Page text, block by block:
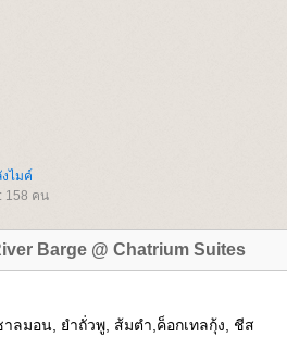
ไมค์
158 คน
Barge @ Chatrium Suites
าลมอน, ยำถั่วพู, ส้มตำ,ค็อกเทลกุ้ง, ชีส